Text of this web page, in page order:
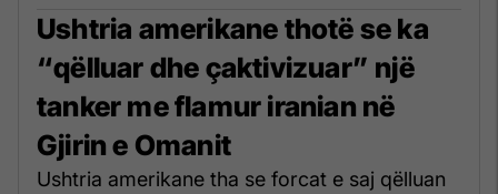
Ushtria amerikane thotë se ka
“qëlluar dhe çaktivizuar” një
tanker me flamur iranian në
Gjirin e Omanit
Ushtria amerikane tha se forcat e saj qëlluan